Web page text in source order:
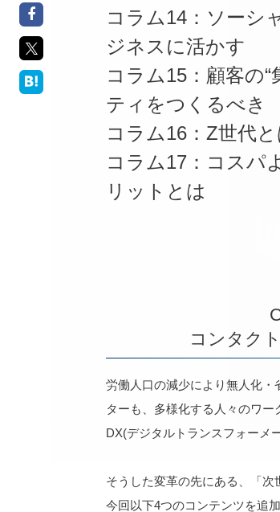
コラム14：ソーシ
ジネスに活かす
コラム15：顧客の
ティをつくるべき
コラム16：Z世代と
コラム17：コスパ
リットとは
コンタク
労働人口の減少により無人化
ターも、多様化する人々のワー
DX(デジタルトランスフォーメ
そうした変革の先にある、「次
今回以下4つのコンテンツを追